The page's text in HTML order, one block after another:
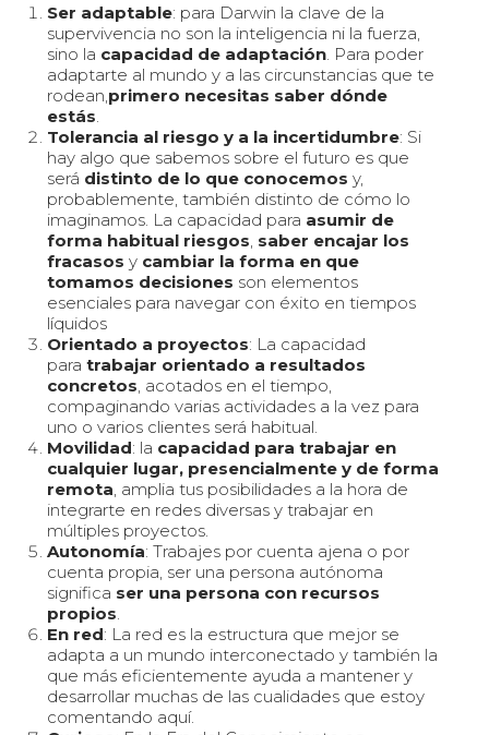
Ser adaptable: para Darwin la clave de la
supervivencia no son la inteligencia ni la fuerza,
sino la capacidad de adaptación. Para poder
adaptarte al mundo y a las circunstancias que te
rodean, primero necesitas saber dónde
estás
Tolerancia al riesgo y a la incertidumbre: Si
hay algo que sabemos sobre el futuro es que
será distinto de lo que conocemos y,
probablemente, también distinto de cómo lo
imaginamos. La capacidad para asumir de
forma habitual riesgos saber encajar los
fracasos y cambiar la forma en que
tomamos decisiones son elementos
esenciales para navegar con éxito en tiempos
líquidos
Orientado a proyectos: La capacidad
para trabajar orientado a resultados
concretos , acotados en el tiempo,
compaginando varias actividades a la vez para
uno o varios clientes será habitual.
Movilidad: la capacidad para trabajar en
cualquier lugar, presencialmente y de forma
remota , amplia tus posibilidades a la hora de
integrarte en redes diversas y trabajar en
múltiples proyectos.
Autonomía: Trabajes por cuenta ajena o por
cuenta propia, ser una persona autónoma
significa ser una persona con recursos
propios
En red: La red es la estructura que mejor se
adapta a un mundo interconectado y también la
que más eficientemente ayuda a mantener y
desarrollar muchas de las cualidades que estoy
comentando aquí.